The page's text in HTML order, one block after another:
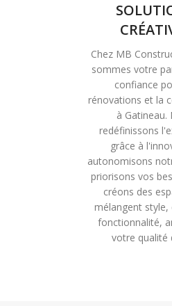
Chez MB
sommes votre
confiance
rénovations et la
à Gatineau.
redéfinissons
grâce à
autonomisons
priorisons vos
créons des
mélangent
fonctionnalité,
votre qualité